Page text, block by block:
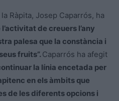
Ràpita, Josep Caparrós, ha
de creuers l’any
palesa que la constància i
fruits”. Caparrós ha afegit
la línia encetada per
en els àmbits que
de les diferents opcions i